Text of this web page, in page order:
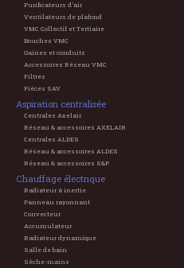
Purificateurs d'air
Ventilateurs de plafond
VMC Collectif et Tertiaire
Bouches VMC
Gaines et conduits
Accessoires Réseau VMC
Filtres
Pièces SAV
Aspiration centralisée
Centrales Axelair
Réseau & accessoires AXELAIR
Centrales ALDES
Réseau & accessoires ALDES
Réseau & accessoires S&P
Chauffage électrique
Radiateur à inertie
Panneau rayonnant
Convecteur
Accumulateur
Radiateur dynamique
Salle de bain
Sèche-mains